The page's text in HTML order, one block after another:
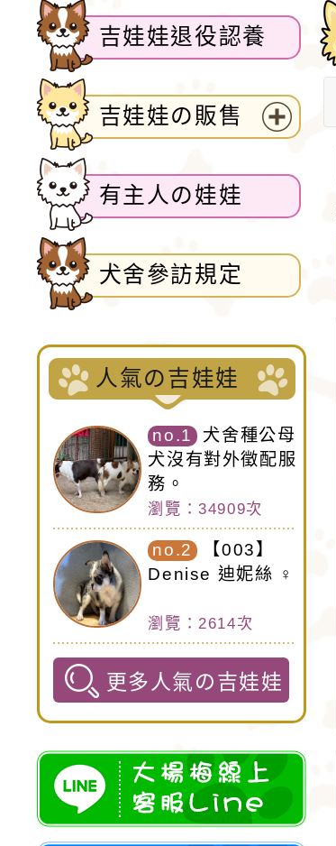
吉娃娃退役認養
吉娃娃の販售
展
單
有主人の娃娃
犬舍參訪規定
人氣の吉娃娃
no.1
犬舍種公母
犬沒有對外徵配服
務。
瀏覽：34909次
no.2
【003】
Denise 迪妮絲 ♀
瀏覽：2614次
更多人氣の吉娃娃
加入線上影音類型：youtube影音